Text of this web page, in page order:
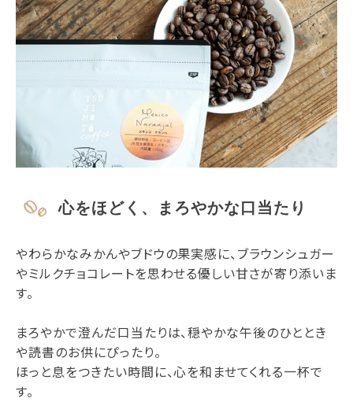
心をほどく、まろやかな口当たり
やわらかなみかんやブドウの果実感に、ブラウンシュガー
やミルクチョコレートを思わせる優しい甘さが寄り添いま
す。
まろやかで澄んだ口当たりは、穏やかな午後のひととき
や読書のお供にぴったり。
ほっと息をつきたい時間に、心を和ませてくれる一杯で
す。